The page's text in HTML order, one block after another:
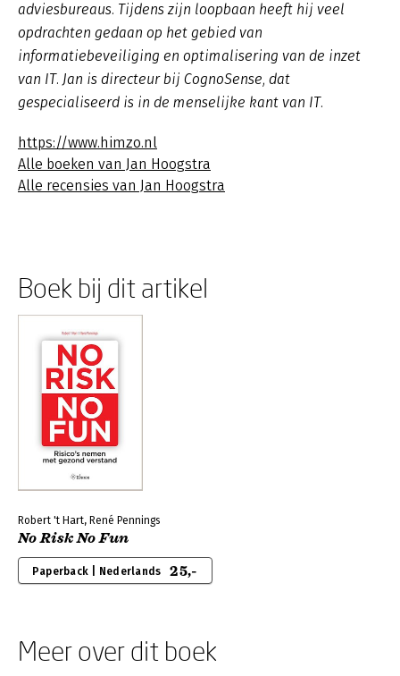
adviesbureaus. Tijdens zijn loopbaan heeft hij veel
opdrachten gedaan op het gebied van
informatiebeveiliging en optimalisering van de inzet
van IT. Jan is directeur bij CognoSense, dat
gespecialiseerd is in de menselijke kant van IT.
https://www.himzo.nl
Alle boeken van Jan Hoogstra
Alle recensies van Jan Hoogstra
Boek bij dit artikel
Robert 't Hart, René Pennings
No Risk No Fun
Paperback | Nederlands 25,-
Meer over dit boek